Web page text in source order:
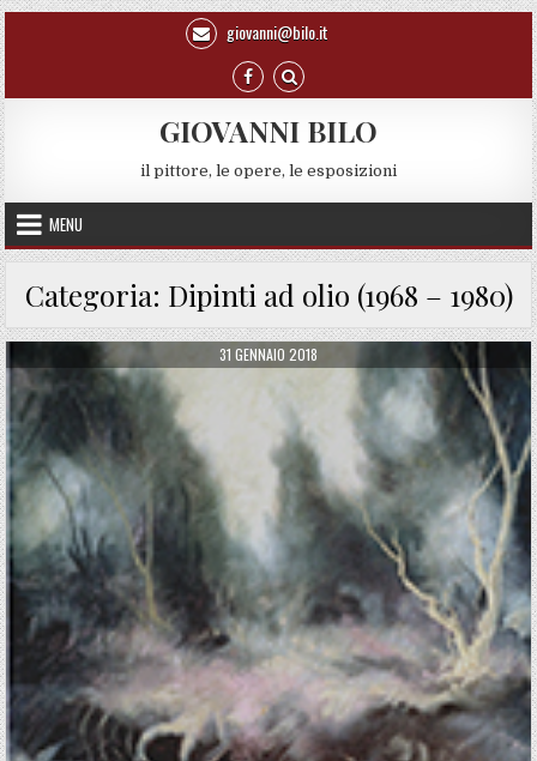
Skip to content giovanni@bilo.it
GIOVANNI BILO
il pittore, le opere, le esposizioni
MENU
Categoria: Dipinti ad olio (1968 – 1980)
PUBLISHED DATE:
31 GENNAIO 2018